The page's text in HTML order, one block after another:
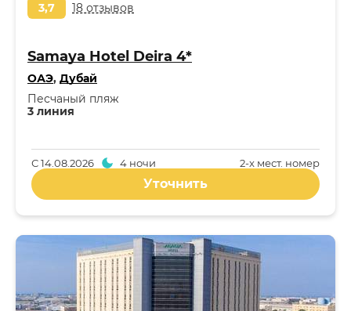
3,7 18 отзывов
Samaya Hotel Deira 4*
ОАЭ, Дубай
3 линия
Песчаный пляж
2-x мест. номер
С14.08.2026 4 ночи
Уточнить